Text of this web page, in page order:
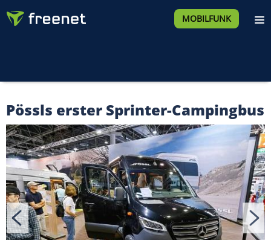
MOBILFUNK
Pössls erster Sprinter-Campingbus